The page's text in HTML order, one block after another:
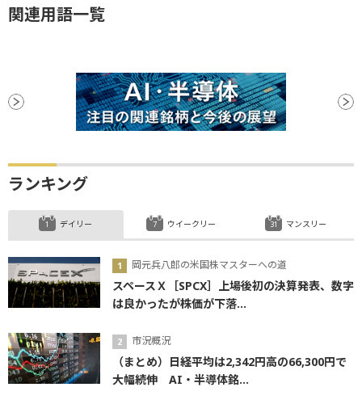
関連用語一覧
ランキング
デイリー
岡元兵八郎の米国株マスターへの道
スペースＸ［SPCX］上場後初の決算発表、数字
は良かったが株価が下落...
市況概況
（まとめ）日経平均は2,342円高の66,300円で
大幅続伸 AI・半導体銘...
ウイークリー マンスリー